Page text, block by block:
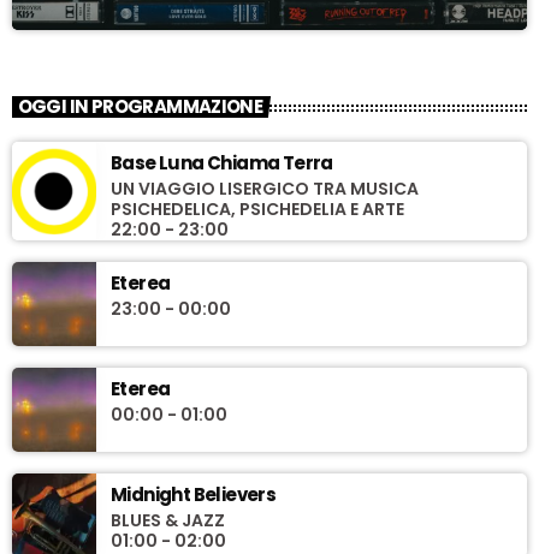
OGGI IN PROGRAMMAZIONE
Base Luna Chiama Terra
UN VIAGGIO LISERGICO TRA MUSICA
PSICHEDELICA, PSICHEDELIA E ARTE
22:00 - 23:00
Eterea
23:00 - 00:00
Eterea
00:00 - 01:00
Midnight Believers
BLUES & JAZZ
01:00 - 02:00